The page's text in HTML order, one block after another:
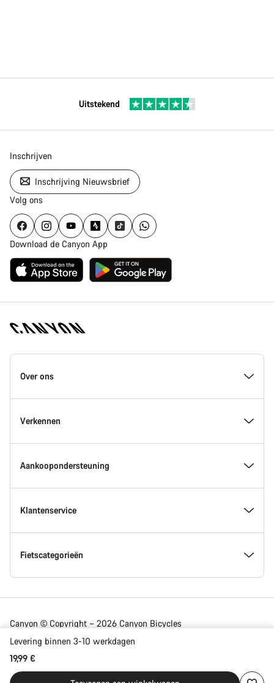
Levering binnen 3-10 werkdagen
19,99 €
Uitstekend
Inschrijven
Inschrijving Nieuwsbrief
Volg ons
Download de Canyon App
Canyon
Homepage
Over ons
Verkennen
Aankoopondersteuning
Klantenservice
Fietscategorieën
Canyon © Copyright – 2026 Canyon Bicycles
GmbH – All Rights Reserved
Netherlands | Nederlands